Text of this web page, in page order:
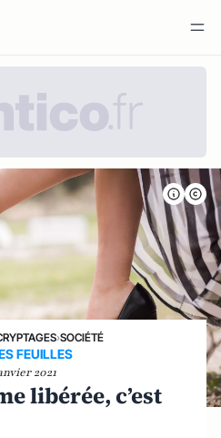
›SOCIÉTÉ
FEUILLES
2021
libérée, c’est